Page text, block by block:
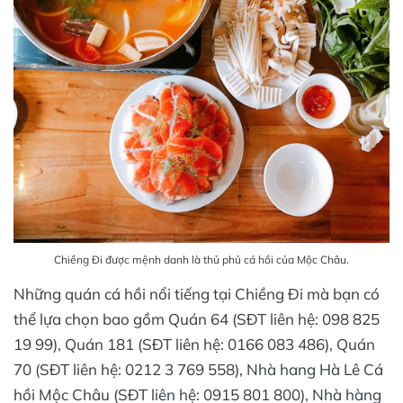
Chiềng Đi được mệnh danh là thủ phủ cá hồi của Mộc Châu.
Những quán cá hồi nổi tiếng tại Chiềng Đi mà bạn có
thể lựa chọn bao gồm Quán 64 (SĐT liên hệ: 098 825
19 99), Quán 181 (SĐT liên hệ: 0166 083 486), Quán
70 (SĐT liên hệ: 0212 3 769 558), Nhà hang Hà Lê Cá
hồi Mộc Châu (SĐT liên hệ: 0915 801 800), Nhà hàng